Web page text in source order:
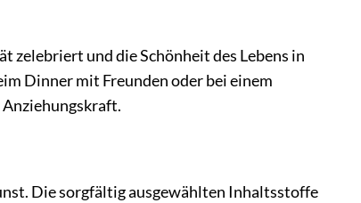
zelebriert und die Schönheit des Lebens in
Dinner mit Freunden oder bei einem
Die sorgfältig ausgewählten Inhaltsstoffe